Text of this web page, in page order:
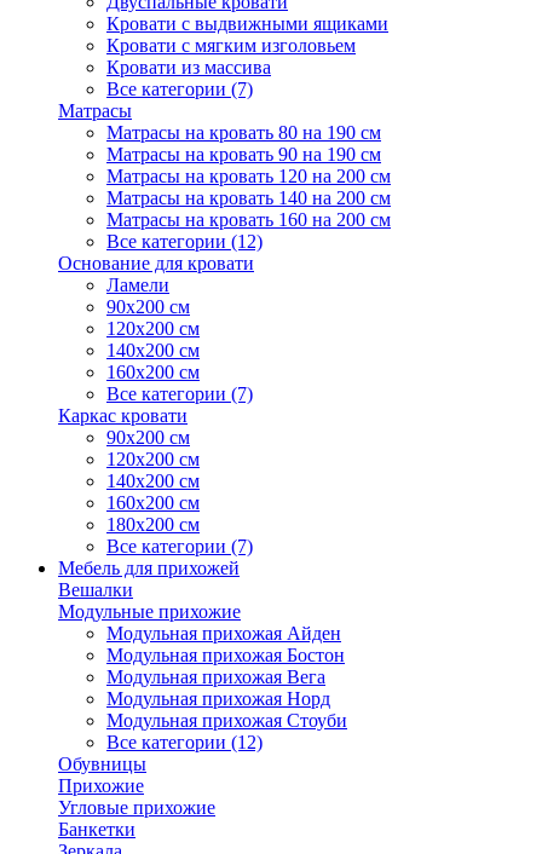
Кровати с выдвижными ящиками
Кровати с мягким изголовьем
Кровати из массива
Все категории (7)
Матрасы
Матрасы на кровать 80 на 190 см
Матрасы на кровать 90 на 190 см
Матрасы на кровать 120 на 200 см
Матрасы на кровать 140 на 200 см
Матрасы на кровать 160 на 200 см
Все категории (12)
Основание для кровати
Ламели
90х200 см
120х200 см
140х200 см
160х200 см
Все категории (7)
Каркас кровати
90х200 см
120х200 см
140х200 см
160х200 см
180х200 см
Все категории (7)
Мебель для прихожей
Вешалки
Модульные прихожие
Модульная прихожая Айден
Модульная прихожая Бостон
Модульная прихожая Вега
Модульная прихожая Норд
Модульная прихожая Стоуби
Все категории (12)
Обувницы
Прихожие
Угловые прихожие
Банкетки